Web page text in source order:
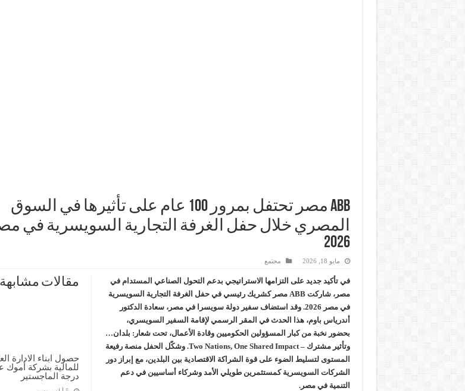
ABB مصر تحتفل بمرور 100 عام على تأثيرها في السوق
المصري خلال حفل الغرفة التجارية السويسرية في
2026
مايو 18, 2026 مجتمع
مقالات مشابهة
حصول ابناء الادارة
للمالية بشركة أموك
درجة الماجستير
في تأكيد جديد على التزامها الاستراتيجي بدعم التحول الصناعي المستدام في
مصر، شاركت ABB مصر كشريك رئيسي في حفل الغرفة التجارية السويسرية
في مصر 2026. وقد استضاف سفير دولة سويسرا في مصر، سعادة الدكتور
أندرياس باوم، هذا الحدث في المقر الرسمي لإقامة السفير السويسري،
بحضور نخبة من كبار المسؤولين الحكوميين وقادة الأعمال، تحت شعار: بلدان…
وتأثير مشترك – Two Nations, One Shared Impact. وشكّل الحفل منصة رفيعة
المستوى لتسليط الضوء على قوة الشراكة الاقتصادية بين البلدين، مع إبراز دور
الشركات السويسرية كمستثمرين طويلي الأمد وشركاء أساسيين في دعم
التنمية في مصر.